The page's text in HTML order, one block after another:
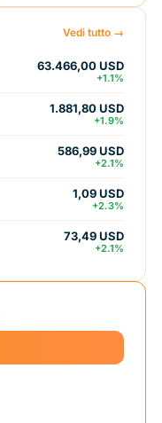
Vedi tutto →
63.466,00 USD
+1.1%
1.881,80 USD
+1.9%
586,99 USD
+2.1%
1,09 USD
+2.3%
73,49 USD
+2.1%